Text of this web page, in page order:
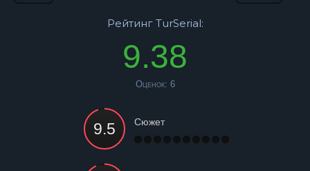
Рейтинг TurSerial:
9.38
Оценок: 6
Сюжет